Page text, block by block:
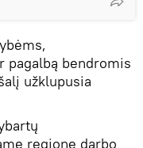
pagalbą bendromis
užklupusia
regione darbo